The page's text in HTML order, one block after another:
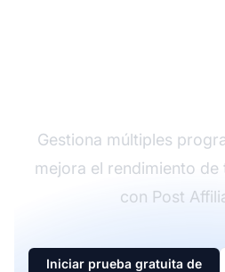
Gestiona múltiples
mejora el rendimiento
con Post
Iniciar prueba gratuita de